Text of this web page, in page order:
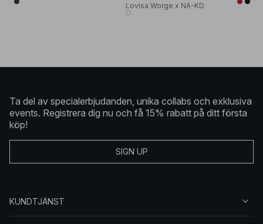
Lovisa Worge x NA-KD
Ta del av specialerbjudanden, unika collabs och exklusiva
events. Registrera dig nu och få 15% rabatt på ditt första
köp!
SIGN UP
KUNDTJÄNST